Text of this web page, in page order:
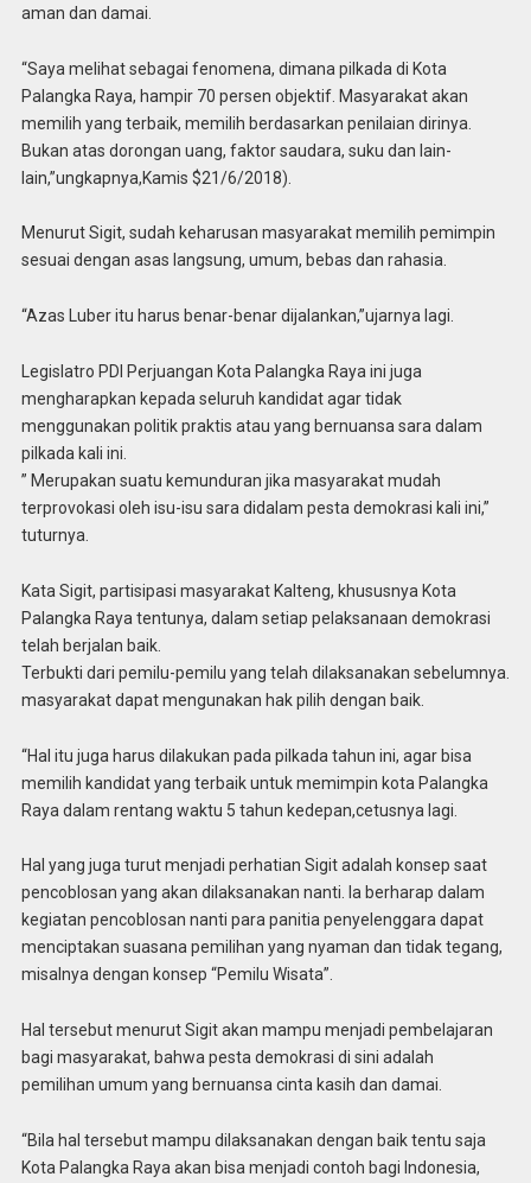
aman dan damai.
“Saya melihat sebagai fenomena, dimana pilkada di Kota
Palangka Raya, hampir 70 persen objektif. Masyarakat akan
memilih yang terbaik, memilih berdasarkan penilaian dirinya.
Bukan atas dorongan uang, faktor saudara, suku dan lain-
lain,”ungkapnya,Kamis $21/6/2018).
Menurut Sigit, sudah keharusan masyarakat memilih pemimpin
sesuai dengan asas langsung, umum, bebas dan rahasia.
“Azas Luber itu harus benar-benar dijalankan,”ujarnya lagi.
Legislatro PDI Perjuangan Kota Palangka Raya ini juga
mengharapkan kepada seluruh kandidat agar tidak
menggunakan politik praktis atau yang bernuansa sara dalam
pilkada kali ini.
” Merupakan suatu kemunduran jika masyarakat mudah
terprovokasi oleh isu-isu sara didalam pesta demokrasi kali ini,”
tuturnya.
Kata Sigit, partisipasi masyarakat Kalteng, khususnya Kota
Palangka Raya tentunya, dalam setiap pelaksanaan demokrasi
telah berjalan baik.
Terbukti dari pemilu-pemilu yang telah dilaksanakan sebelumnya.
masyarakat dapat mengunakan hak pilih dengan baik.
“Hal itu juga harus dilakukan pada pilkada tahun ini, agar bisa
memilih kandidat yang terbaik untuk memimpin kota Palangka
Raya dalam rentang waktu 5 tahun kedepan,cetusnya lagi.
Hal yang juga turut menjadi perhatian Sigit adalah konsep saat
pencoblosan yang akan dilaksanakan nanti. Ia berharap dalam
kegiatan pencoblosan nanti para panitia penyelenggara dapat
menciptakan suasana pemilihan yang nyaman dan tidak tegang,
misalnya dengan konsep “Pemilu Wisata”.
Hal tersebut menurut Sigit akan mampu menjadi pembelajaran
bagi masyarakat, bahwa pesta demokrasi di sini adalah
pemilihan umum yang bernuansa cinta kasih dan damai.
“Bila hal tersebut mampu dilaksanakan dengan baik tentu saja
Kota Palangka Raya akan bisa menjadi contoh bagi Indonesia,